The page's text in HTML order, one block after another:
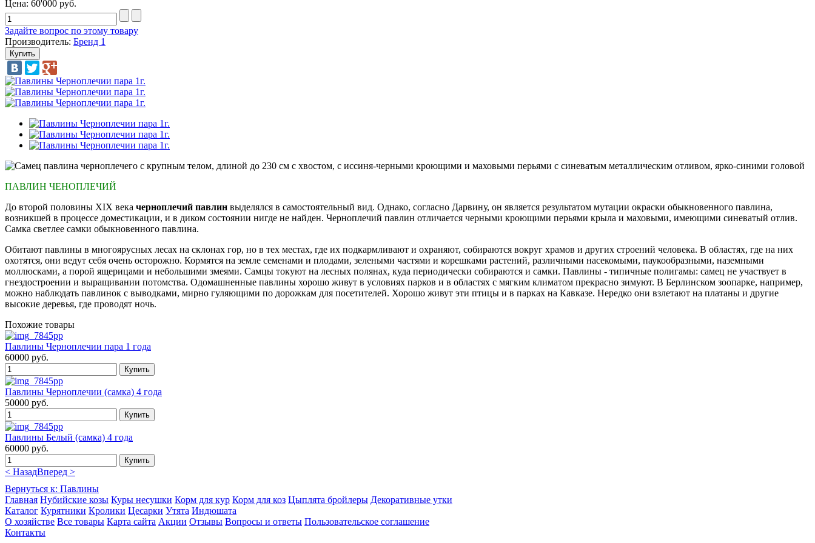
Цена: 60'000 руб.
Задайте вопрос по этому товару
Производитель: Бренд 1
ПАВЛИН ЧЕНОПЛЕЧИЙ
До второй половины XIX века черноплечий павлин выделялся в самостоятельный вид. Однако, согласно Дарвину, он является результатом мутации окраски обыкновенного павлина,
возникшей в процессе доместикации, и в диком состоянии нигде не найден. Черноплечий павлин отличается черными кроющими перьями крыла и маховыми, имеющими синеватый отлив.
Самка светлее самки обыкновенного павлина.
Обитают павлины в многоярусных лесах на склонах гор, но в тех местах, где их подкармливают и охраняют, собираются вокруг храмов и других строений человека. В областях, где на них
охотятся, они ведут себя очень осторожно. Кормятся на земле семенами и плодами, зелеными частями и корешками растений, различными насекомыми, паукообразными, наземными
моллюсками, а порой ящерицами и небольшими змеями. Самцы токуют на лесных полянах, куда периодически собираются и самки. Павлины - типичные полигамы: самец не участвует в
гнездостроении и выращивании потомства. Одомашненные павлины хорошо живут в условиях парков и в областях с мягким климатом прекрасно зимуют. В Берлинском зоопарке, например,
можно наблюдать павлинок с выводками, мирно гуляющими по дорожкам для посетителей. Хорошо живут эти птицы и в парках на Кавказе. Нередко они взлетают на платаны и другие
высокие деревья, где проводят ночь.
Похожие товары
Павлины Черноплечии пара 1 года
60000 руб.
Павлины Черноплечии (cамка) 4 года
50000 руб.
Павлины Белый (самка) 4 года
60000 руб.
< НазадВперед >
Вернуться к: Павлины
Главная Нубийские козы Куры несушки Корм для кур Корм для коз Цыплята бройлеры Декоративные утки
Каталог Курятники Кролики Цесарки Утята Индюшата
О хозяйстве Все товары Карта сайта Акции Отзывы Вопросы и ответы Пользовательское соглашение
Контакты